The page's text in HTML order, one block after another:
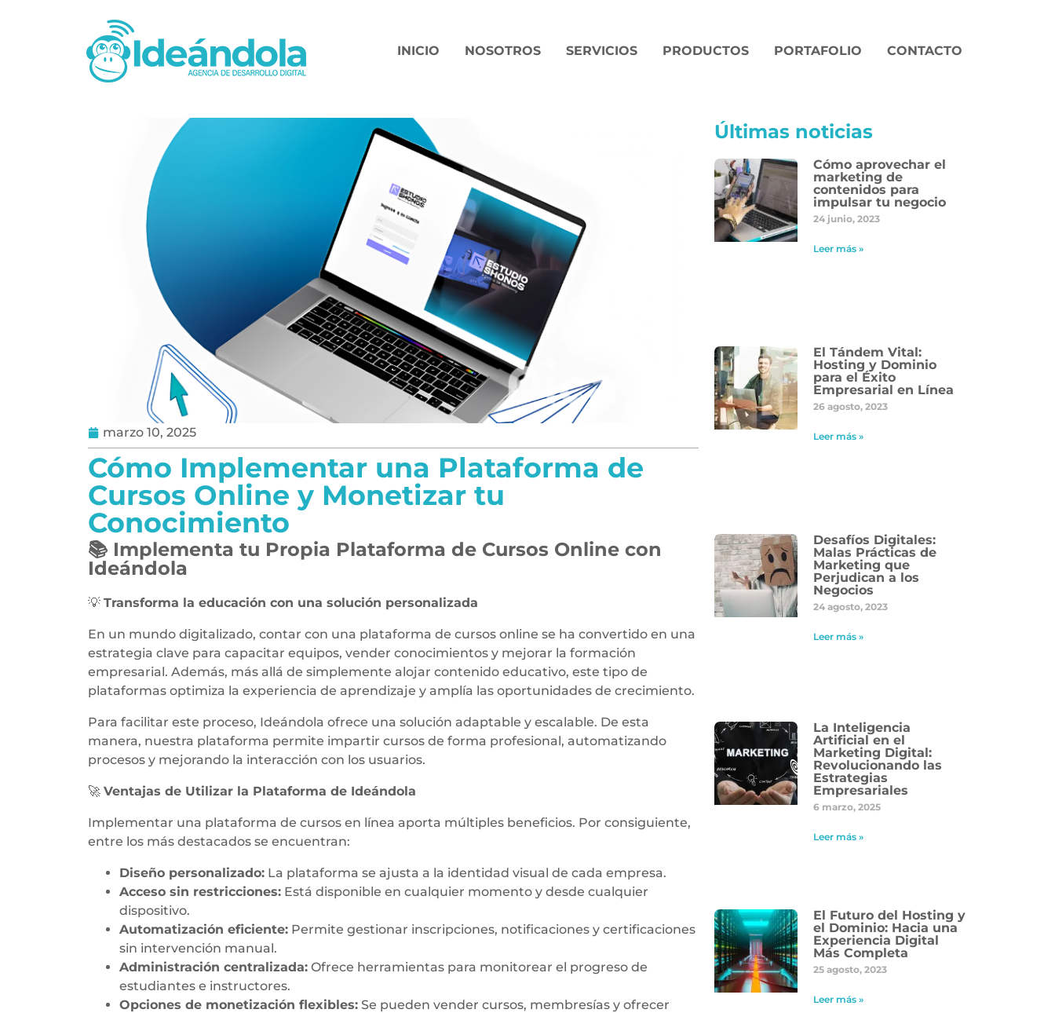
INICIO NOSOTROS SERVICIOS PRODUCTOS PORTAFOLIO CONTACTO
marzo 10, 2025
Cómo Implementar una Plataforma de
Cursos Online y Monetizar tu
Conocimiento
📚 Implementa tu Propia Plataforma de Cursos Online con
Ideándola
💡 Transforma la educación con una solución personalizada
En un mundo digitalizado, contar con una plataforma de cursos online se ha convertido en una
estrategia clave para capacitar equipos, vender conocimientos y mejorar la formación
empresarial. Además, más allá de simplemente alojar contenido educativo, este tipo de
plataformas optimiza la experiencia de aprendizaje y amplía las oportunidades de crecimiento.
Para facilitar este proceso, Ideándola ofrece una solución adaptable y escalable. De esta
manera, nuestra plataforma permite impartir cursos de forma profesional, automatizando
procesos y mejorando la interacción con los usuarios.
🚀 Ventajas de Utilizar la Plataforma de Ideándola
Implementar una plataforma de cursos en línea aporta múltiples beneficios. Por consiguiente,
entre los más destacados se encuentran:
Diseño personalizado: La plataforma se ajusta a la identidad visual de cada empresa.
Acceso sin restricciones: Está disponible en cualquier momento y desde cualquier
dispositivo.
Automatización eficiente: Permite gestionar inscripciones, notificaciones y certificaciones
sin intervención manual.
Administración centralizada: Ofrece herramientas para monitorear el progreso de
estudiantes e instructores.
Opciones de monetización flexibles: Se pueden vender cursos, membresías y ofrecer
Últimas noticias
Cómo aprovechar el
marketing de
contenidos para
impulsar tu negocio
24 junio, 2023
Leer más »
El Tándem Vital:
Hosting y Dominio
para el Éxito
Empresarial en Línea
26 agosto, 2023
Leer más »
Desafíos Digitales:
Malas Prácticas de
Marketing que
Perjudican a los
Negocios
24 agosto, 2023
Leer más »
La Inteligencia
Artificial en el
Marketing Digital:
Revolucionando las
Estrategias
Empresariales
6 marzo, 2025
Leer más »
El Futuro del Hosting y
el Dominio: Hacia una
Experiencia Digital
Más Completa
25 agosto, 2023
Leer más »